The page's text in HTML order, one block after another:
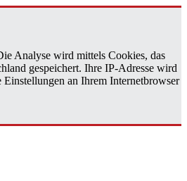
Analyse wird mittels Cookies, das
gespeichert. Ihre IP-Adresse wird
an Ihrem Internetbrowser